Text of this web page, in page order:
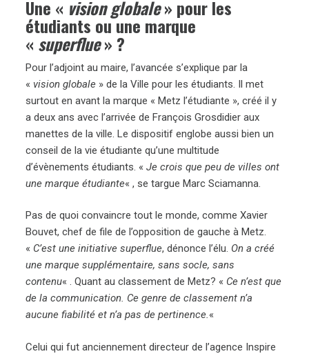
Une « vision globale» pour les
étudiants ou une marque
« superflue» ?
Pour l’adjoint au maire, l’avancée s’explique par la
« vision globale » de la Ville pour les étudiants. Il met
surtout en avant la marque « Metz l’étudiante », créé il y
a deux ans avec l’arrivée de François Grosdidier aux
manettes de la ville. Le dispositif englobe aussi bien un
conseil de la vie étudiante qu’une multitude
d’évènements étudiants. «Je crois que peu de villes ont
une marque étudiante« , se targue Marc Sciamanna.
Pas de quoi convaincre tout le monde, comme Xavier
Bouvet, chef de file de l’opposition de gauche à Metz.
« C’est une initiative superflue, dénonce l’élu. On a créé
une marque supplémentaire, sans socle, sans
contenu« . Quant au classement de Metz? « Ce n’est que
de la communication. Ce genre de classement n’a
aucune fiabilité et n’a pas de pertinence.«
Celui qui fut anciennement directeur de l’agence Inspire